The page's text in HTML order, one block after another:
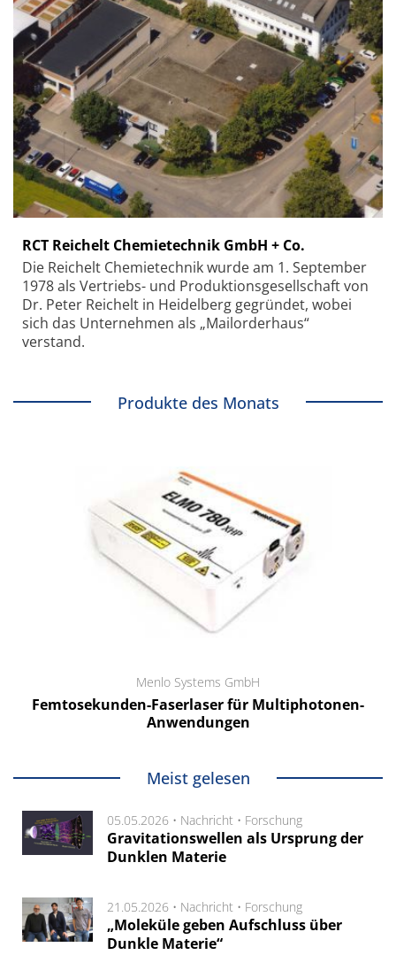
RCT Reichelt Chemietechnik GmbH + Co.
Die Reichelt Chemietechnik wurde am 1. September
1978 als Vertriebs- und Produktionsgesellschaft von
Dr. Peter Reichelt in Heidelberg gegründet, wobei
sich das Unternehmen als „Mailorderhaus“
verstand.
Produkte des Monats
Menlo Systems GmbH
Femtosekunden-Faserlaser für Multiphotonen-
Anwendungen
Meist gelesen
05.05.2026 • Nachricht • Forschung
Gravitationswellen als Ursprung der
Dunklen Materie
21.05.2026 • Nachricht • Forschung
„Moleküle geben Aufschluss über
Dunkle Materie“